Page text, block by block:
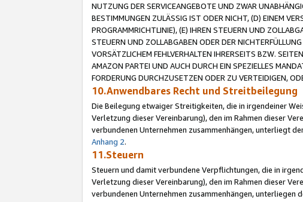
NUTZUNG DER SERVICEANGEBOTE UND ZWAR
BESTIMMUNGEN ZULÄSSIG IST ODER NICHT, (D) EINEM
PROGRAMMRICHTLINIE), (E) IHREN STEUERN UND
STEUERN UND ZOLLABGABEN ODER DER
VORSÄTZLICHEM FEHLVERHALTEN IHRERSEITS BZW.
AMAZON PARTEI UND AUCH DURCH EIN SPEZIELLES
FORDERUNG DURCHZUSETZEN ODER ZU VERTEIDIGEN,
10.Anwendbares Recht und Streitbeilegung
Die Beilegung etwaiger Streitigkeiten, die in irgendeiner
Verletzung dieser Vereinbarung), den im Rahmen dieser
verbundenen Unternehmen zusammenhängen, unterliegt
Anhang 2.
11.Steuern
Steuern und damit verbundene Verpflichtungen, die in
Verletzung dieser Vereinbarung), den im Rahmen dieser
verbundenen Unternehmen zusammenhängen,